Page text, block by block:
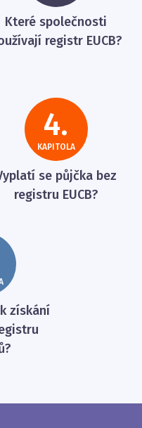
Které společnosti
registr EUCB?
4.
KAPITOLA
se půjčka bez
registru EUCB?
získání